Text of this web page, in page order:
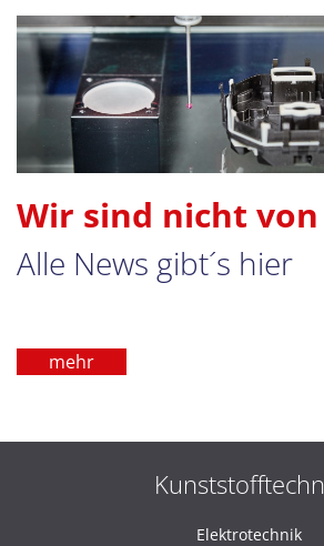
Wir sind nicht
Alle News gibt´s hier
mehr
Elektrotechnik